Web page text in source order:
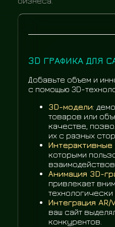
3D ГРАФИКА ДЛЯ
Добавьте объем и
с помощью 3D-
3D-модели:
товаров или
качестве,
их с разных
которыми
Анимация 3D-
привлекает
технологически
Интеграция AR/
ваш сайт
конкурентов.